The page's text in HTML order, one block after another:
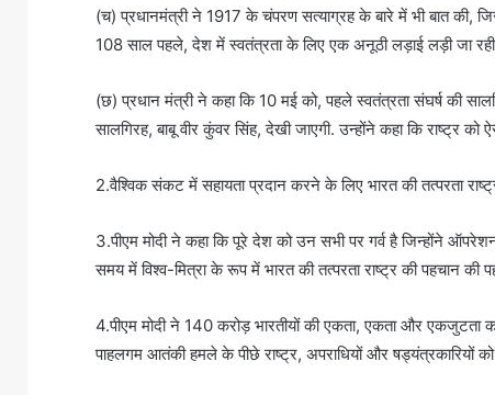
(च) प्रधानमंत्री ने 1917 के चंपरण सत्याग्रह के बारे में भी बात की,
108 साल पहले, देश में स्वतंत्रता के लिए एक अनूठी लड़ाई लड़ी जा
(छ) प्रधान मंत्री ने कहा कि 10 मई को, पहले स्वतंत्रता संघर्ष की
सालगिरह, बाबू वीर कुंवर सिंह, देखी जाएगी. उन्होंने कहा कि राष्ट्र को
2.वैश्विक संकट में सहायता प्रदान करने के लिए भारत की तत्परता
3.पीएम मोदी ने कहा कि पूरे देश को उन सभी पर गर्व है जिन्होंने
समय में विश्व-मित्रा के रूप में भारत की तत्परता राष्ट्र की पहचान की
4.पीएम मोदी ने 140 करोड़ भारतीयों की एकता, एकता और
पाहलगम आतंकी हमले के पीछे राष्ट्र, अपराधियों और षड्यंत्रकारियों